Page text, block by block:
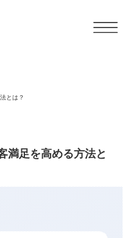
とは？
満足を高める方法と